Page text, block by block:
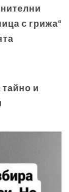
с грижа“
и